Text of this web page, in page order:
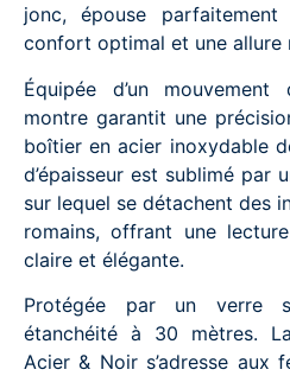
jonc, épouse
confort optimal et une allure
Équipée d’un
montre garantit une
boîtier en acier inoxydable
d’épaisseur est sublimé par
sur lequel se détachent des
romains, offrant une
claire et élégante.
Protégée par un verre
étanchéité à 30 mètres.
Acier & Noir s’adresse aux